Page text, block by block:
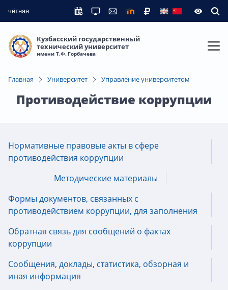
чётная
Кузбасский государственный
технический университет
имени Т.Ф. Горбачева
Главная Университет Управление университетом
Противодействие коррупции
Нормативные правовые акты в сфере
противодействия коррупции
Методические материалы
Формы документов, связанных с
противодействием коррупции, для заполнения
Обратная связь для сообщений о фактах
коррупции
Сообщения, доклады, статистика, обзорная и
иная информация